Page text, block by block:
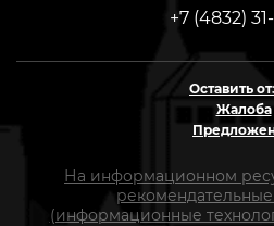
+7 (4832)
Оставить
Жалоба
На информационном
(информационные